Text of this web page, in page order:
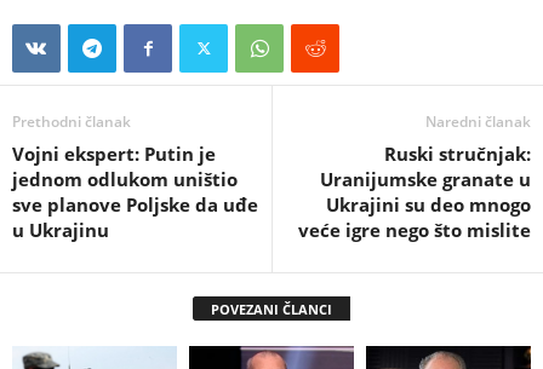
Prethodni članak
Vojni ekspert: Putin je
jednom odlukom uništio
sve planove Poljske da uđe
u Ukrajinu
Naredni članak
Ruski stručnjak:
Uranijumske granate u
Ukrajini su deo mnogo
veće igre nego što mislite
POVEZANI ČLANCI